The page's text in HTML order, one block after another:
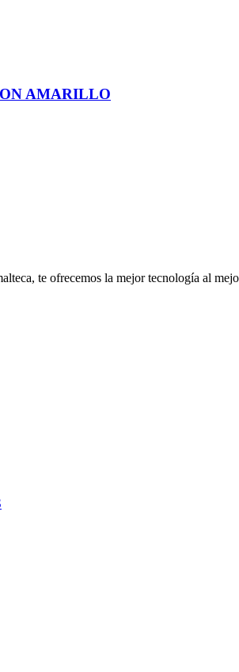
AMARILLO
te ofrecemos la mejor tecnología al